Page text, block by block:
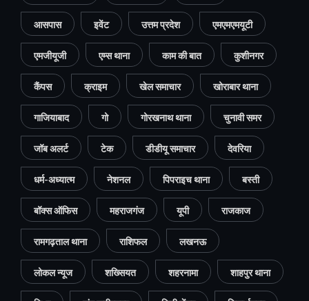
आसपास इवेंट उत्तम प्रदेश एमएमएमयूटी
एमजीयूजी एम्स थाना काम की बात कुशीनगर
कैंपस क्राइम खेल समाचार खोराबार थाना
गाजियाबाद गो गोरखनाथ थाना चुनावी समर
जॉब अलर्ट टेक डीडीयू समाचार देवरिया
धर्म-अध्यात्म नेशनल पिपराइच थाना बस्ती
बॉक्स ऑफिस महराजगंज यूपी राजकाज
रामगढ़ताल थाना राशिफल लखनऊ
लोकल न्यूज शख्सियत शहरनामा शाहपुर थाना